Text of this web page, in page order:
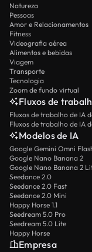
Natureza
Pessoas
Amor e Relacionamentos
Fitness
Videografia aérea
Alimentos e bebidas
Viagem
Transporte
Tecnologia
Zoom de fundo virtual
Fluxos de
Fluxos de trabalho de IA
Fluxos de trabalho de IA
Modelos de IA
Google Gemini Omni
Google Nano Banana 2
Google Nano Banana 2
Seedance 2.0
Seedance 2.0 Fast
Seedance 2.0 Mini
Happy Horse 1.1
Seedream 5.0 Pro
Seedream 5.0 Lite
Happy Horse
Empresa